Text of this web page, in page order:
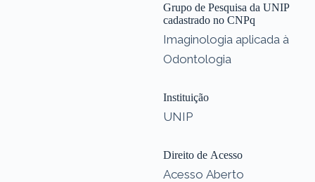
Grupo de Pesquisa da UNIP
cadastrado no CNPq
Imaginologia aplicada à
Odontologia
Instituição
UNIP
Direito de Acesso
Acesso Aberto